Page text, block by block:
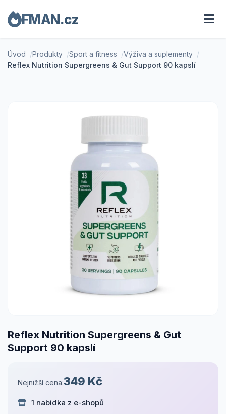
FMAN.cz
Úvod Produkty Sport a fitness
Výživa a suplementy
Reflex Nutrition Supergreens & Gut Support 90 kapslí
Reflex Nutrition Supergreens & Gut
Support 90 kapslí
Nejnižší cena:349 Kč
1 nabídka z e-shopů